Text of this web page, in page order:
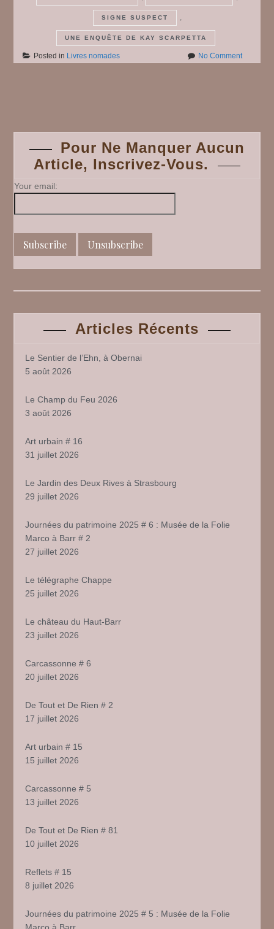
SIGNE SUSPECT ,
UNE ENQUÊTE DE KAY SCARPETTA
Posted in Livres nomades No Commenton
navigation
Pour Ne Manquer Aucun
Article, Inscrivez-Vous.
Your email:
Articles Récents
Le Sentier de l’Ehn, à Obernai
5 août 2026
Le Champ du Feu 2026
3 août 2026
Art urbain # 16
31 juillet 2026
Le Jardin des Deux Rives à Strasbourg
29 juillet 2026
Journées du patrimoine 2025 # 6 : Musée de la Folie
Marco à Barr # 2
27 juillet 2026
Le télégraphe Chappe
25 juillet 2026
Le château du Haut-Barr
23 juillet 2026
Carcassonne # 6
20 juillet 2026
De Tout et De Rien # 2
17 juillet 2026
Art urbain # 15
15 juillet 2026
Carcassonne # 5
13 juillet 2026
De Tout et De Rien # 81
10 juillet 2026
Reflets # 15
8 juillet 2026
Journées du patrimoine 2025 # 5 : Musée de la Folie